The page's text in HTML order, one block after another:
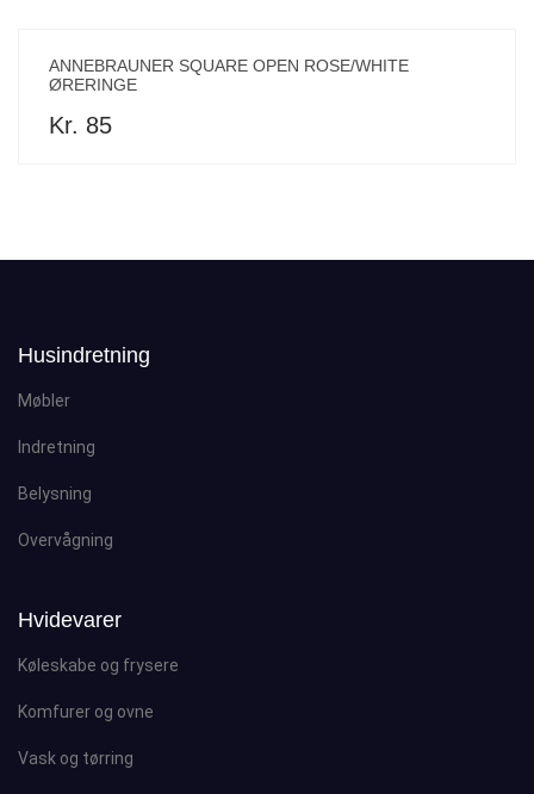
ANNEBRAUNER SQUARE OPEN ROSE/WHITE
ØRERINGE
Kr. 85
Husindretning
Møbler
Indretning
Belysning
Overvågning
Hvidevarer
Køleskabe og frysere
Komfurer og ovne
Vask og tørring